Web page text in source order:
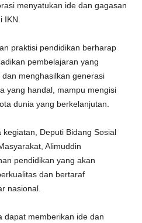
menyatukan ide dan gagasan
IKN.
praktisi pendidikan berharap
pembelajaran yang
menghasilkan generasi
yang handal, mampu mengisi
dunia yang berkelanjutan.
Deputi Bidang Sosial
Alimuddin
pendidikan yang akan
dan bertaraf
nasional.
dapat memberikan ide dan